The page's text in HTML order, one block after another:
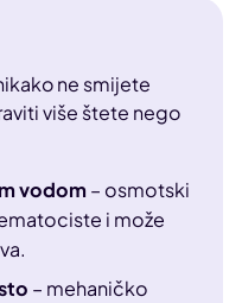
ne smijete
više štete nego
vodom– osmotski
i može
– mehaničko